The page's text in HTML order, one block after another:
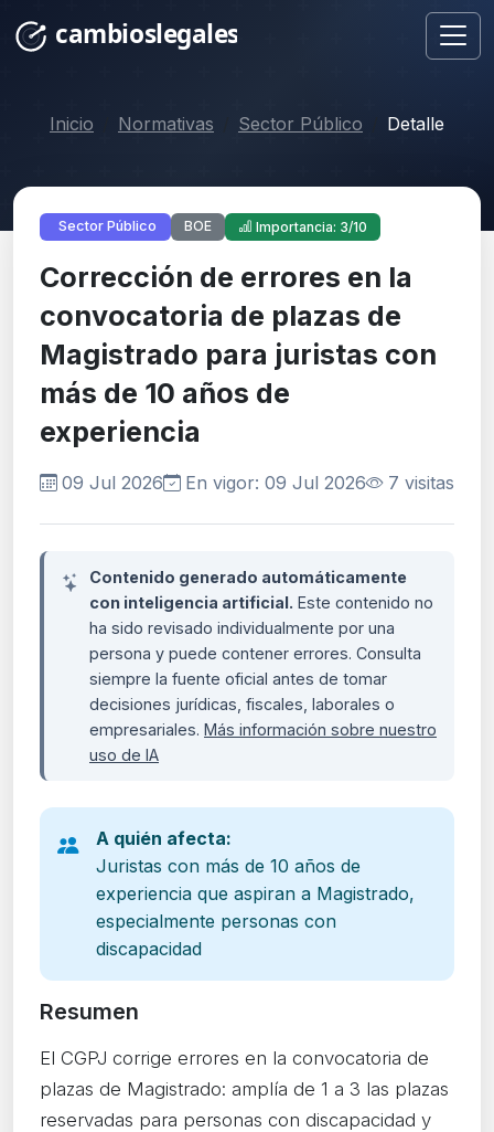
Inicio Normativas Sector Público Detalle
Sector Público BOE Importancia: 3/10
Corrección de errores en la
convocatoria de plazas de
Magistrado para juristas con
más de 10 años de
experiencia
09 Jul 2026 En vigor: 09 Jul 2026 7 visitas
Contenido generado automáticamente
con inteligencia artificial. Este contenido no
ha sido revisado individualmente por una
persona y puede contener errores. Consulta
siempre la fuente oficial antes de tomar
decisiones jurídicas, fiscales, laborales o
empresariales. Más información sobre nuestro
uso de IA
A quién afecta:
Juristas con más de 10 años de
experiencia que aspiran a Magistrado,
especialmente personas con
discapacidad
Resumen
El CGPJ corrige errores en la convocatoria de
plazas de Magistrado: amplía de 1 a 3 las plazas
reservadas para personas con discapacidad y